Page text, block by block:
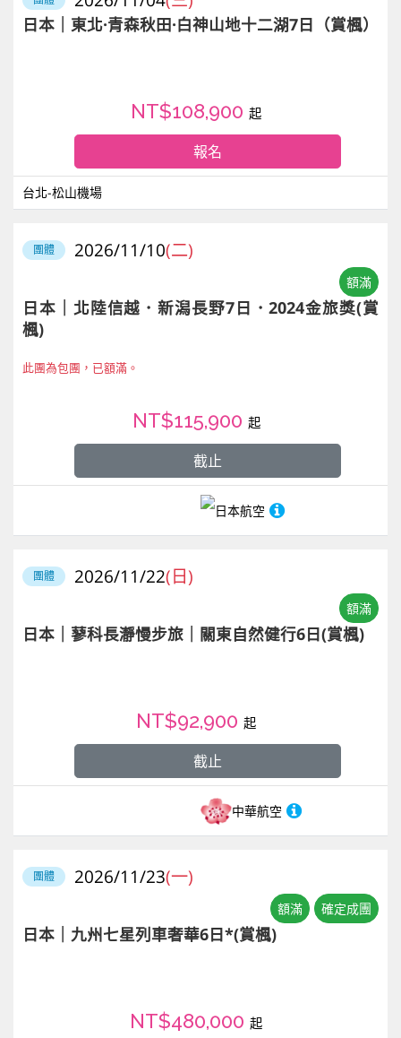
日本｜東北·青森秋田·白神山地十二湖7日（賞楓）
台北-松山機場
NT$108,900 起
報名
額滿
團體 2026/11/10(二)
日本｜北陸信越．新潟長野7日．2024金旅獎(賞
楓)
此團為包團，已額滿。
日本航空
NT$115,900 起
截止
額滿
團體 2026/11/22(日)
日本｜蓼科長瀞慢步旅｜關東自然健行6日(賞楓)
中華航空
NT$92,900 起
截止
額滿 確定成團
團體 2026/11/23(一)
日本｜九州七星列車奢華6日*(賞楓)
NT$480,000 起